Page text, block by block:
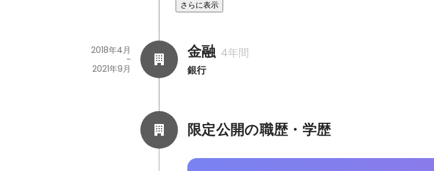
さらに表示
金融 4年間
銀行
2018年4月
-
2021年9月
限定公開の職歴・学歴